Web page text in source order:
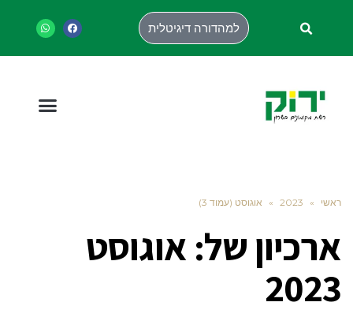
למהדורה דיגיטלית
ראשי »
2023
» אוגוסט (עמוד 3)
ארכיון של: אוגוסט
2023